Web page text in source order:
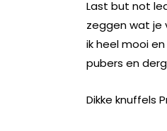
Last but not
zeggen wat je
ik heel mooi
pubers en
Dikke knuffels